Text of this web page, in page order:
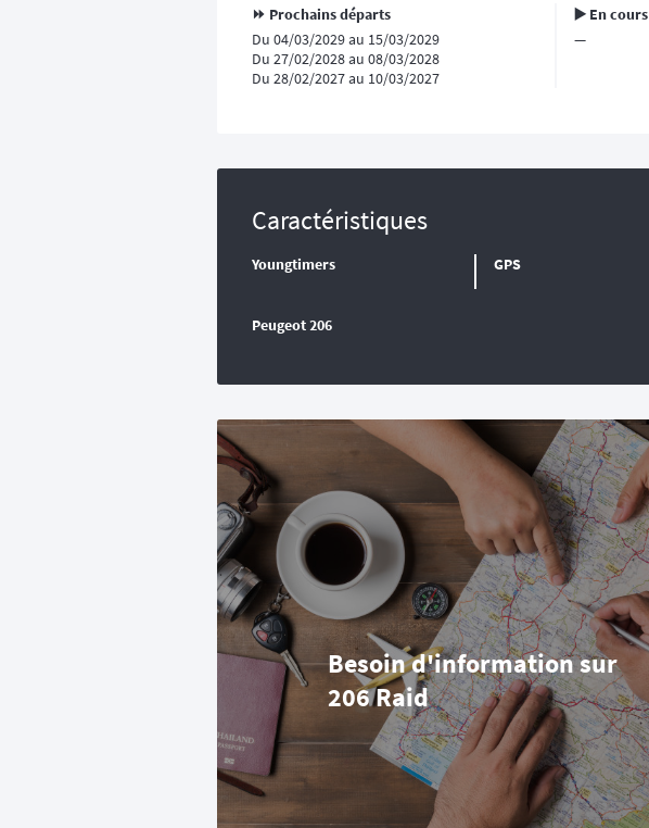
⏩️ Prochains départs
Du 04/03/2029 au 15/03/2029
Du 27/02/2028 au 08/03/2028
Du 28/02/2027 au 10/03/2027
▶️ En cours
—
Caractéristiques
Youngtimers GPS
Peugeot 206
Besoin d'information sur
206 Raid